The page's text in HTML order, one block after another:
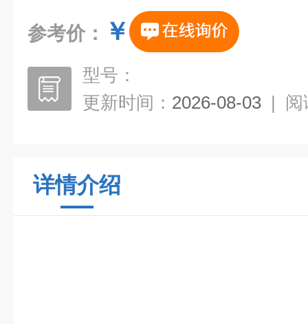
参考价： ￥
型号：
更新时间： 2026-08-03 | 阅
详情介绍